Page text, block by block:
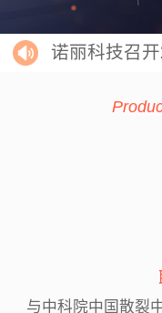
诺丽科技召
与中科院中国散裂